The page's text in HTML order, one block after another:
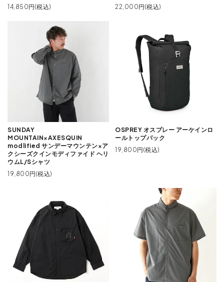
14,850円(税込) 22,000円(税込)
SUNDAY
MOUNTAIN×AXESQUIN
modlified サンデーマウンテン×ア
クシーズクインモディファイド ヘリ
ウムL/Sシャツ
19,800円(税込)
OSPREY オスプレー アーケインロ
ールトップパック
19,800円(税込)